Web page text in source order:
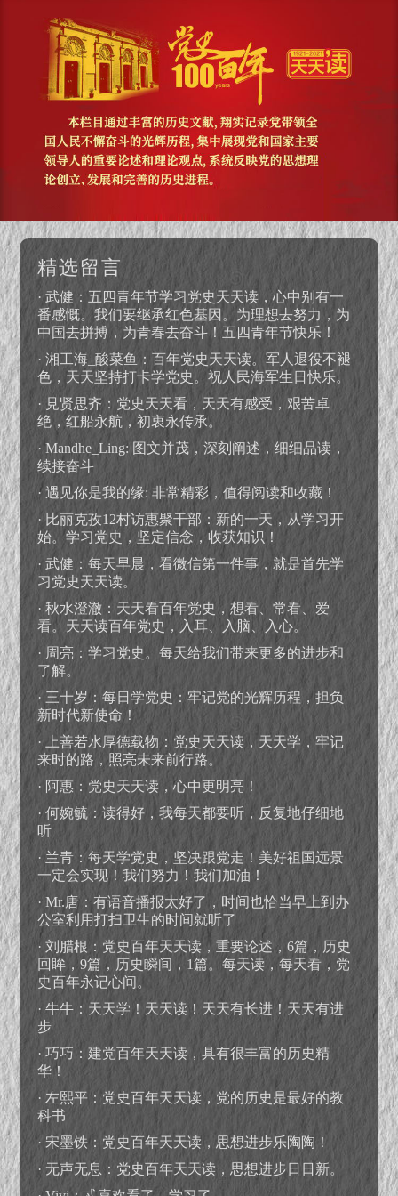
精选留言
· 武健：五四青年节学习党史天天读，心中别有一
番感慨。我们要继承红色基因。为理想去努力，为
中国去拼搏，为青春去奋斗！五四青年节快乐！
· 湘工海_酸菜鱼：百年党史天天读。军人退役不褪
色，天天坚持打卡学党史。祝人民海军生日快乐。
· 見贤思齐：党史天天看，天天有感受，艰苦卓
绝，红船永航，初衷永传承。
· Mandhe_Ling: 图文并茂，深刻阐述，细细品读，
续接奋斗
· 遇见你是我的缘: 非常精彩，值得阅读和收藏！
· 比丽克孜12村访惠聚干部：新的一天，从学习开
始。学习党史，坚定信念，收获知识！
· 武健：每天早晨，看微信第一件事，就是首先学
习党史天天读。
· 秋水澄澈：天天看百年党史，想看、常看、爱
看。天天读百年党史，入耳、入脑、入心。
· 周亮：学习党史。每天给我们带来更多的进步和
了解。
· 三十岁：每日学党史：牢记党的光辉历程，担负
新时代新使命！
· 上善若水厚德载物：党史天天读，天天学，牢记
来时的路，照亮未来前行路。
· 阿惠：党史天天读，心中更明亮！
· 何婉毓：读得好，我每天都要听，反复地仔细地
听
· 兰青：每天学党史，坚决跟党走！美好祖国远景
一定会实现！我们努力！我们加油！
· Mr.唐：有语音播报太好了，时间也恰当早上到办
公室利用打扫卫生的时间就听了
· 刘腊根：党史百年天天读，重要论述，6篇，历史
回眸，9篇，历史瞬间，1篇。每天读，每天看，党
史百年永记心间。
· 牛牛：天天学！天天读！天天有长进！天天有进
步
· 巧巧：建党百年天天读，具有很丰富的历史精
华！
· 左熙平：党史百年天天读，党的历史是最好的教
科书
· 宋墨铁：党史百年天天读，思想进步乐陶陶！
· 无声无息：党史百年天天读，思想进步日日新。